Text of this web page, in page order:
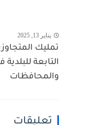
يناير 13, 2025
تمليك
التابعة
والمحافظات
تعليقات